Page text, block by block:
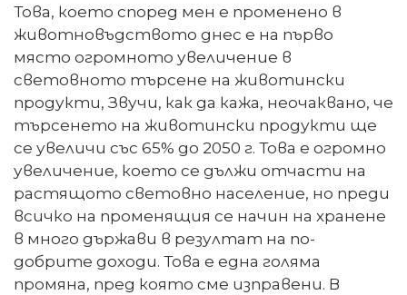
Това, което според мен е променено в
животновъдството днес е на първо
място огромното увеличение в
световното търсене на животински
продукти, Звучи, как да кажа, неочаквано, че
търсенето на животински продукти ще
се увеличи със 65% до 2050 г. Това е огромно
увеличение, което се дължи отчасти на
растящото световно население, но преди
всичко на променящия се начин на хранене
в много държави в резултат на по-
добрите доходи. Това е една голяма
промяна, пред която сме изправени. В